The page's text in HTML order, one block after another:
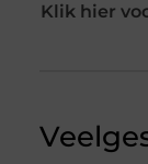
Klik hier